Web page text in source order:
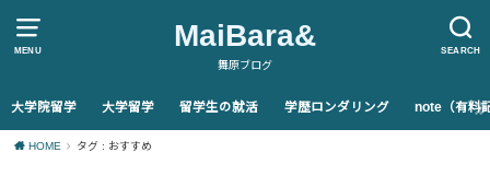
MENU SEARCH
MaiBara&
舞原ブログ
大学院留学 大学留学 留学生の就活 学歴ロンダリング note（有料
HOME タグ : おすすめ